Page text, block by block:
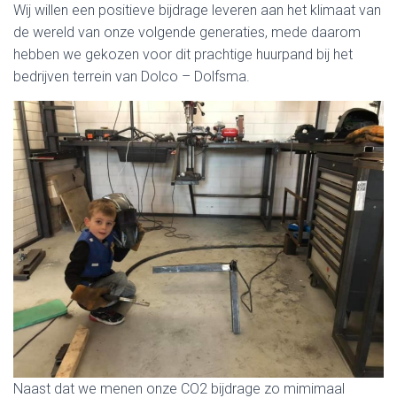
Wij willen een positieve bijdrage leveren aan het klimaat van
de wereld van onze volgende generaties, mede daarom
hebben we gekozen voor dit prachtige huurpand bij het
bedrijven terrein van Dolco – Dolfsma.
Naast dat we menen onze CO2 bijdrage zo mimimaal